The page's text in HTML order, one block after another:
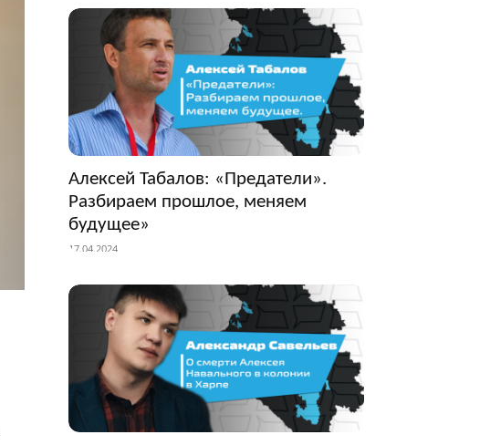
Алексей Табалов: «Предатели».
Разбираем прошлое, меняем
будущее»
17.04.2024